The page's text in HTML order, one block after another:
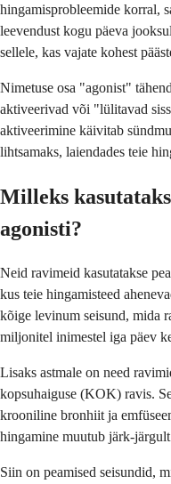
hingamisprobleemide korral,
leevendust kogu päeva
sellele, kas vajate kohest
Nimetuse osa "agonist"
aktiveerivad või "lülitavad
aktiveerimine käivitab
lihtsamaks, laiendades teie
Milleks
agonisti?
Neid ravimeid kasutatakse
kus teie hingamisteed
kõige levinum seisund, mida
miljonitel inimestel iga päev
Lisaks astmale on need
kopsuhaiguse (KOK) ravis.
krooniline bronhiit ja
hingamine muutub järk-järgult
Siin on peamised seisundid,